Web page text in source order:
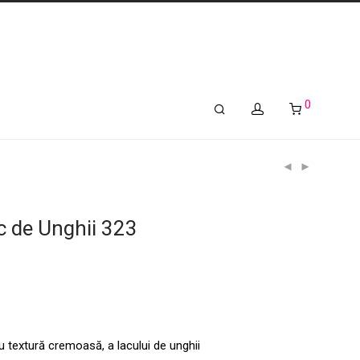
0
de Unghii 323
textură cremoasă, a lacului de unghii